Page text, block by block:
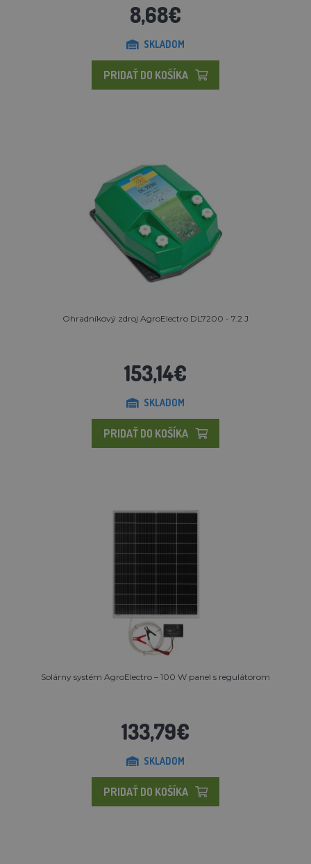
8,68€
SKLADOM
PRIDAŤ DO KOŠÍKA
Ohradníkový zdroj AgroElectro DL7200 - 7.2 J
153,14€
SKLADOM
PRIDAŤ DO KOŠÍKA
Solárny systém AgroElectro – 100 W panel s regulátorom
133,79€
SKLADOM
PRIDAŤ DO KOŠÍKA